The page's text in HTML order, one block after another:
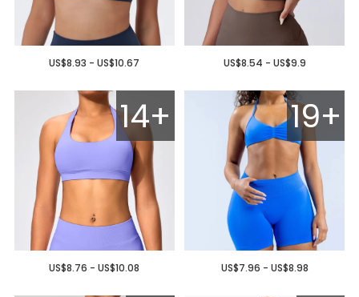
US$8.93 - US$10.67 US$8.54 - US$9.9
14+
US$8.76 - US$10.08
19+
US$7.96 - US$8.98